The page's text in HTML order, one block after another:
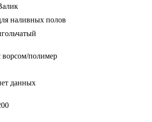
наливных полов
ворсом/полимер
данных